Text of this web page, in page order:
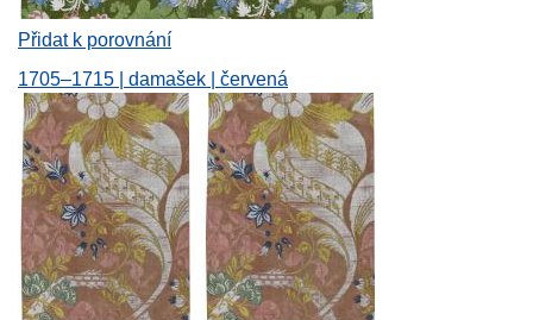
Přidat k porovnání
1705–1715 | damašek | červená